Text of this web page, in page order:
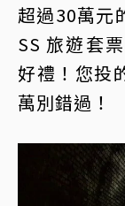
超過30萬元
SS 旅遊套
好禮！您投
萬別錯過！